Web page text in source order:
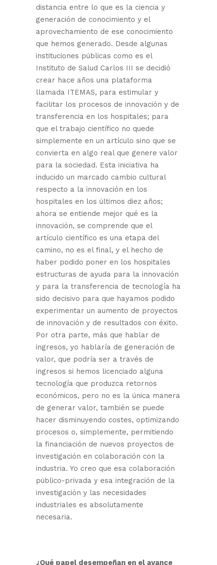
distancia entre lo que es la ciencia y
generación de conocimiento y el
aprovechamiento de ese conocimiento
que hemos generado. Desde algunas
instituciones públicas como es el
Instituto de Salud Carlos III se decidió
crear hace años una plataforma
llamada ITEMAS, para estimular y
facilitar los procesos de innovación y de
transferencia en los hospitales; para
que el trabajo científico no quede
simplemente en un artículo sino que se
convierta en algo real que genere valor
para la sociedad. Esta iniciativa ha
inducido un marcado cambio cultural
respecto a la innovación en los
hospitales en los últimos diez años;
ahora se entiende mejor qué es la
innovación, se comprende que el
artículo científico es una etapa del
camino, no es el final, y el hecho de
haber podido poner en los hospitales
estructuras de ayuda para la innovación
y para la transferencia de tecnología ha
sido decisivo para que hayamos podido
experimentar un aumento de proyectos
de innovación y de resultados con éxito.
Por otra parte, más que hablar de
ingresos, yo hablaría de generación de
valor, que podría ser a través de
ingresos si hemos licenciado alguna
tecnología que produzca retornos
económicos, pero no es la única manera
de generar valor, también se puede
hacer disminuyendo costes, optimizando
procesos o, simplemente, permitiendo
la financiación de nuevos proyectos de
investigación en colaboración con la
industria. Yo creo que esa colaboración
público-privada y esa integración de la
investigación y las necesidades
industriales es absolutamente
necesaria.
¿Qué papel desempeñan en el avance